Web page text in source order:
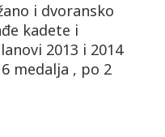
i dvoransko
kadete i
2013 i 2014
medalja , po 2